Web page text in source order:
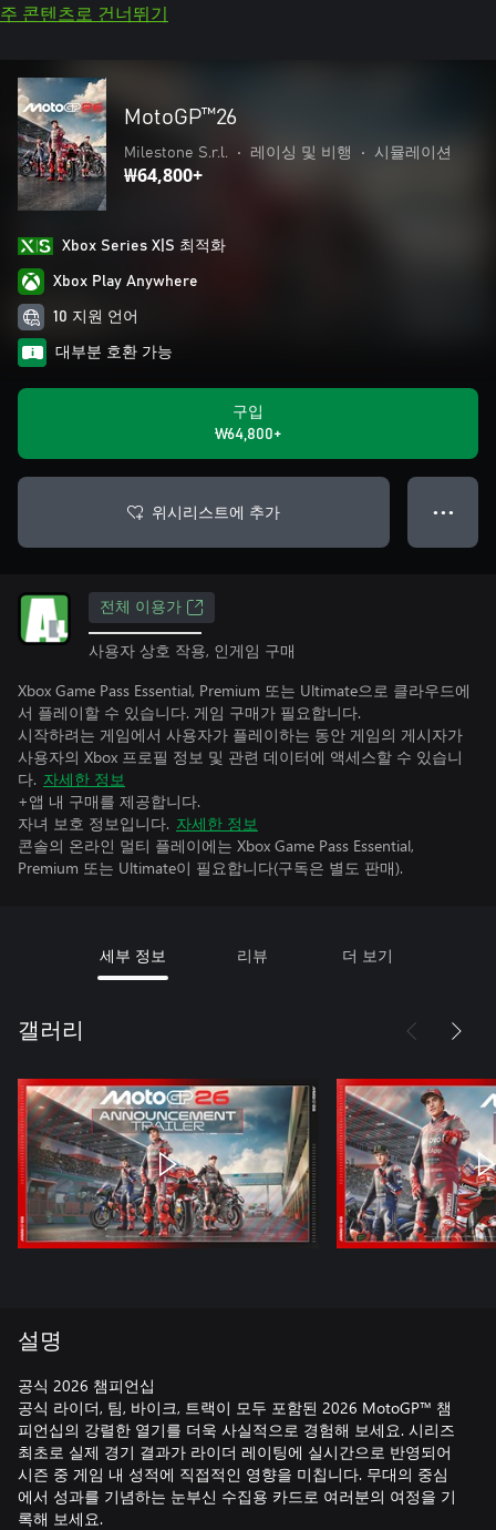
주 콘텐츠로 건너뛰기
MotoGP™26
Milestone S.r.l. • 레이싱 및 비행 • 시뮬레이션
₩64,800+
Xbox Series X|S 최적화
Xbox Play Anywhere
10 지원 언어
대부분 호환 가능
구입
₩64,800+
위시리스트에 추가 ● ● ●
전체 이용가
사용자 상호 작용, 인게임 구매
Xbox Game Pass Essential, Premium 또는 Ultimate으로 클라우드에
서 플레이할 수 있습니다. 게임 구매가 필요합니다.
시작하려는 게임에서 사용자가 플레이하는 동안 게임의 게시자가
사용자의 Xbox 프로필 정보 및 관련 데이터에 액세스할 수 있습니
다. 자세한 정보
+앱 내 구매를 제공합니다.
자녀 보호 정보입니다. 자세한 정보
콘솔의 온라인 멀티 플레이에는 Xbox Game Pass Essential,
Premium 또는 Ultimate이 필요합니다(구독은 별도 판매).
세부 정보 리뷰 더 보기
갤러리
설명
공식 2026 챔피언십
공식 라이더, 팀, 바이크, 트랙이 모두 포함된 2026 MotoGP™ 챔
피언십의 강렬한 열기를 더욱 사실적으로 경험해 보세요. 시리즈
최초로 실제 경기 결과가 라이더 레이팅에 실시간으로 반영되어
시즌 중 게임 내 성적에 직접적인 영향을 미칩니다. 무대의 중심
에서 성과를 기념하는 눈부신 수집용 카드로 여러분의 여정을 기
록해 보세요.